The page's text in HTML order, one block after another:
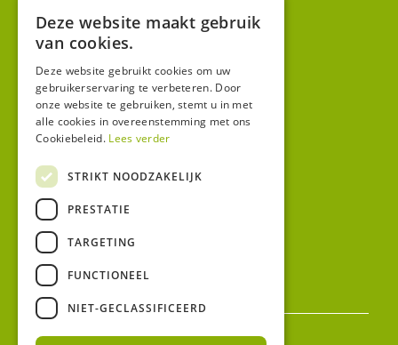
Winkel
Algemene voorwaarden
Privacy
Bezoekadres:
Deze website maakt gebruik
van cookies.
Deze website gebruikt cookies om uw
gebruikerservaring te verbeteren. Door
onze website te gebruiken, stemt u in met
alle cookies in overeenstemming met ons
Cookiebeleid. Lees verder
STRIKT NOODZAKELIJK
PRESTATIE
TARGETING
FUNCTIONEEL
NIET-GECLASSIFICEERD